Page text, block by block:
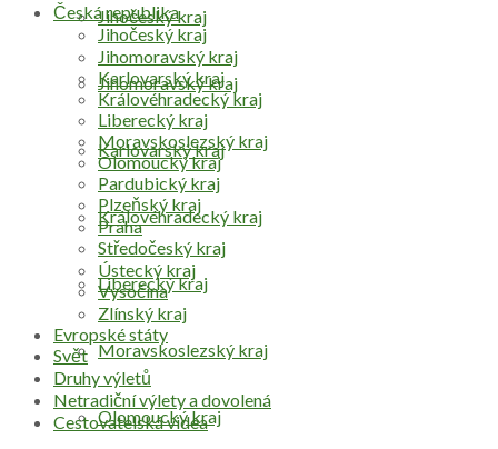
Jihočeský kraj
Jihomoravský kraj
Karlovarský kraj
Královéhradecký kraj
Liberecký kraj
Moravskoslezský kraj
Olomoucký kraj
Česká republika
Jihočeský kraj
Jihomoravský kraj
Karlovarský kraj
Královéhradecký kraj
Liberecký kraj
Moravskoslezský kraj
Olomoucký kraj
Pardubický kraj
Plzeňský kraj
Praha
Středočeský kraj
Ústecký kraj
Vysočina
Zlínský kraj
Evropské státy
Svět
Druhy výletů
Netradiční výlety a dovolená
Cestovatelská videa